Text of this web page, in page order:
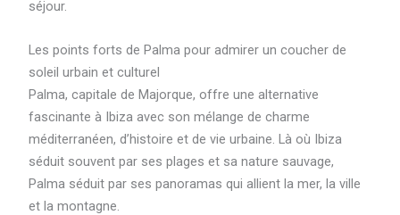
séjour.
Les points forts de Palma pour admirer un coucher de
soleil urbain et culturel
Palma, capitale de Majorque, offre une alternative
fascinante à Ibiza avec son mélange de charme
méditerranéen, d’histoire et de vie urbaine. Là où Ibiza
séduit souvent par ses plages et sa nature sauvage,
Palma séduit par ses panoramas qui allient la mer, la ville
et la montagne.